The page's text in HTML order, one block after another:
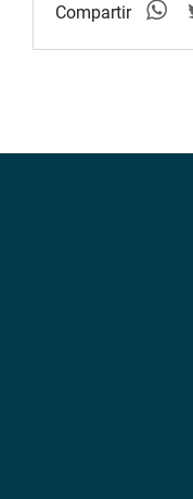
Compartir